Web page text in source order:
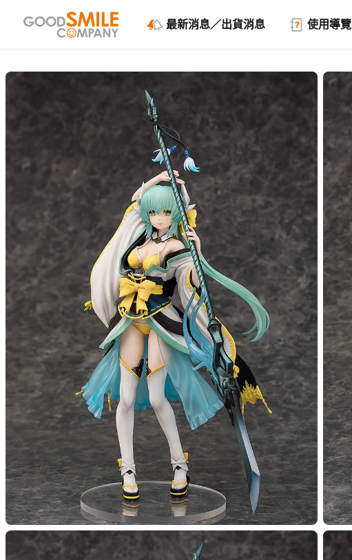
最新消息／出貨消息 使用導覽